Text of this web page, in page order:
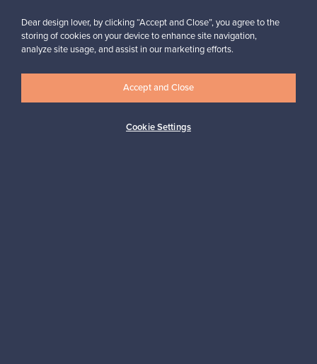
Aitoa designia Turvalliset maksut
Dear design lover, by clicking “Accept and Close”, you agree to the
storing of cookies on your device to enhance site navigation,
analyze site usage, and assist in our marketing efforts.
Cookie Settings
Accept and Close